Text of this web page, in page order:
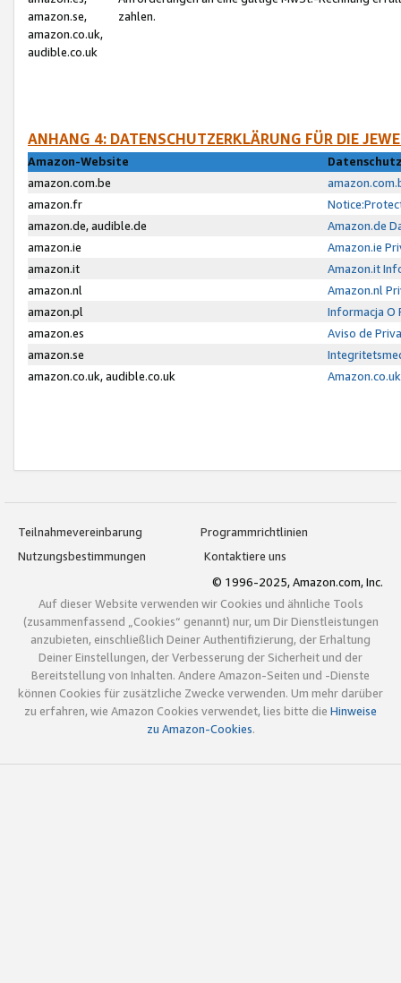
amazon.se,
amazon.co.uk,
audible.co.uk
zahlen.
ANHANG 4: DATENSCHUTZERKLÄRUNG FÜR DIE
Amazon-Website
amazon.com.be
amazon.fr
amazon.de, audible.de
Amazon.de
amazon.ie
Amazon.ie
amazon.it
Amazon.it
amazon.nl
Amazon.nl
amazon.pl
Informacja O
amazon.es
Aviso de
amazon.se
amazon.co.uk, audible.co.uk
Teilnahmevereinbarung
Programmrichtlinien
Nutzungsbestimmungen
Kontaktiere uns
© 1996-2025, Amazon.com, Inc.
Auf dieser Website verwenden wir Cookies und ähnliche Tools
(zusammenfassend „Cookies“ genannt) nur, um Dir Dienstleistungen
anzubieten, einschließlich Deiner Authentifizierung, der Erhaltung
Deiner Einstellungen, der Verbesserung der Sicherheit und der
Bereitstellung von Inhalten. Andere Amazon-Seiten und -Dienste
können Cookies für zusätzliche Zwecke verwenden. Um mehr darüber
zu erfahren, wie Amazon Cookies verwendet, lies bitte die Hinweise
zu Amazon-Cookies.